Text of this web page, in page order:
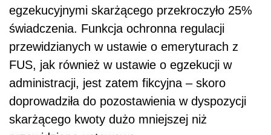
egzekucyjnymi skarżącego przekroczyło 25%
świadczenia. Funkcja ochronna regulacji
przewidzianych w ustawie o emeryturach z
FUS, jak również w ustawie o egzekucji w
administracji, jest zatem fikcyjna – skoro
doprowadziła do pozostawienia w dyspozycji
skarżącego kwoty dużo mniejszej niż